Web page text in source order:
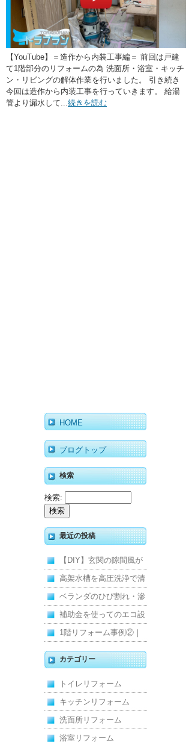
【YouTube】＝造作から内装工事編＝ 前回は戸建
て1階部分のリフォームの為 洗面所・浴室・キッチ
ン・リビングの解体作業を行いました。 引き続き
今回は造作から内装工事を行っていきます。 給湯
管より漏水して... 続きを読む
HOME
ブログトップ
検索
検索:
最近の投稿
【DIY】玄関の隙間風が
寒くて断熱ドアに交換し
ました
高架水槽を高圧洗浄で清
掃！衛生的な給水環境を
維持｜施工事例
ベランダのひび割れ・滲
みを解消！賃貸マンショ
ン防水工事
補助金を使ってのエコ設
備住宅リフォーム
1階リフォーム事例②｜
キッチン・床・収納を一
新し、扉新設で動線を整
えた全面改修
カテゴリー
トイレリフォーム
キッチンリフォーム
洗面所リフォーム
浴室リフォーム